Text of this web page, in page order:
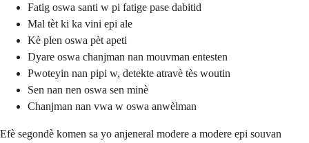
Fatig oswa santi w pi fatige pase dabitid
Mal tèt ki ka vini epi ale
Kè plen oswa pèt apeti
Dyare oswa chanjman nan mouvman entesten
Pwoteyin nan pipi w, detekte atravè tès woutin
Sen nan nen oswa sen minè
Chanjman nan vwa w oswa anwèlman
Efè segondè komen sa yo anjeneral modere a modere epi souvan